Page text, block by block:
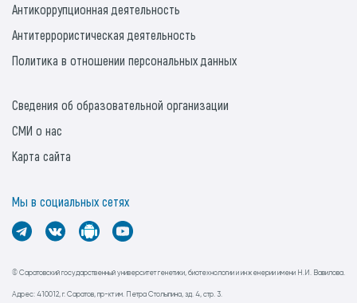
© Саратовский государственный университет генетики, биотехнологии и инженерии имени Н.И. Вавилова.
Адрес: 410012, г. Саратов, пр-кт им. Петра Столыпина, зд. 4, стр. 3.
Антикоррупционная деятельность
Антитеррористическая деятельность
Политика в отношении персональных данных
Сведения об образовательной организации
СМИ о нас
Карта сайта
Мы в социальных сетях